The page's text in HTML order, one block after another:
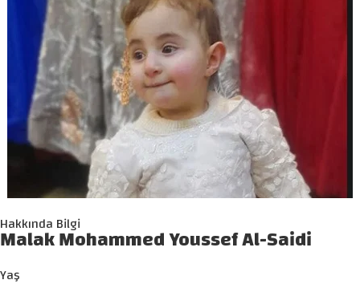
Hakkında Bilgi
Malak Mohammed Youssef Al-Saidi
Yaş